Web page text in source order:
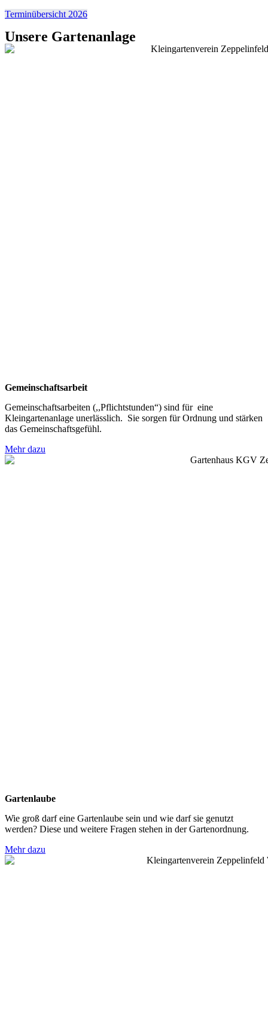
Terminübersicht 2026
Unsere Gartenanlage
Gemeinschaftsarbeit
Gemeinschaftsarbeiten (,,Pflichtstunden“) sind für eine
Kleingartenanlage unerlässlich. Sie sorgen für Ordnung und stärken
das Gemeinschaftsgefühl.
Mehr dazu
Gartenlaube
Wie groß darf eine Gartenlaube sein und wie darf sie genutzt
werden? Diese und weitere Fragen stehen in der Gartenordnung.
Mehr dazu